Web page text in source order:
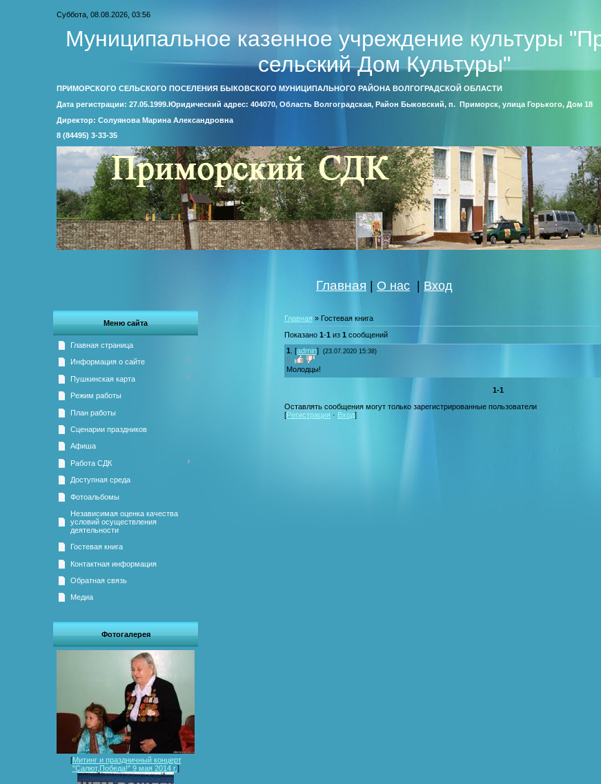
Суббота, 08.08.2026, 03:56
Муниципальное казенное учреждение культуры
сельский Дом Культуры"
ПРИМОРСКОГО СЕЛЬСКОГО ПОСЕЛЕНИЯ БЫКОВСКОГО МУНИЦИПАЛЬНОГО РАЙОНА ВОЛГОГРАДСКОЙ ОБЛАСТИ
Дата регистрации: 27.05.1999.Юридический адрес: 404070, Область Волгоградская, Район Быковский, п. Приморск, улица Горького, Дом 18
Директор: Солуянова Марина Александровна
8 (84495) 3-33-35
Главная О нас Вход
Меню сайта
Главная страница
Информация о сайте
Пушкинская карта
Режим работы
План работы
Сценарии праздников
Афиша
Работа СДК
Доступная среда
Фотоальбомы
Независимая оценка качества
условий осуществления
деятельности
Гостевая книга
Контактная информация
Обратная связь
Медиа
Фотогалерея
[Митинг и праздничный концерт
"Салют,Победа!" 9 мая 2014 г.]
Главная » Гостевая книга
Показано 1-1 из 1 сообщений
1 [admin] (23.07.2020 15:38)
0
Молодцы!
1-1
Оставлять сообщения могут только зарегистрированные пользователи
[Регистрация · Вход]